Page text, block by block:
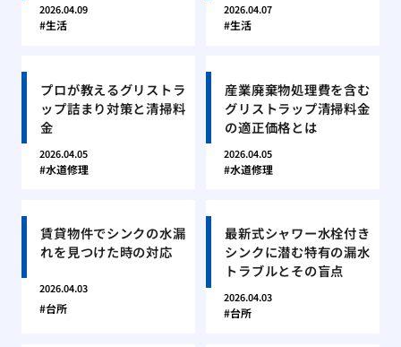
2026.04.09
生活
2026.04.07
生活
プロが教えるグリストラ
ップ詰まり対策と清掃料
金
2026.04.05
水道修理
産業廃棄物処理費を含む
グリストラップ清掃料金
の適正価格とは
2026.04.05
水道修理
賃貸物件でシンクの水漏
れを見つけた時の対応
2026.04.03
台所
最新式シャワー水栓付き
シンクに潜む特有の漏水
トラブルとその盲点
2026.04.03
台所